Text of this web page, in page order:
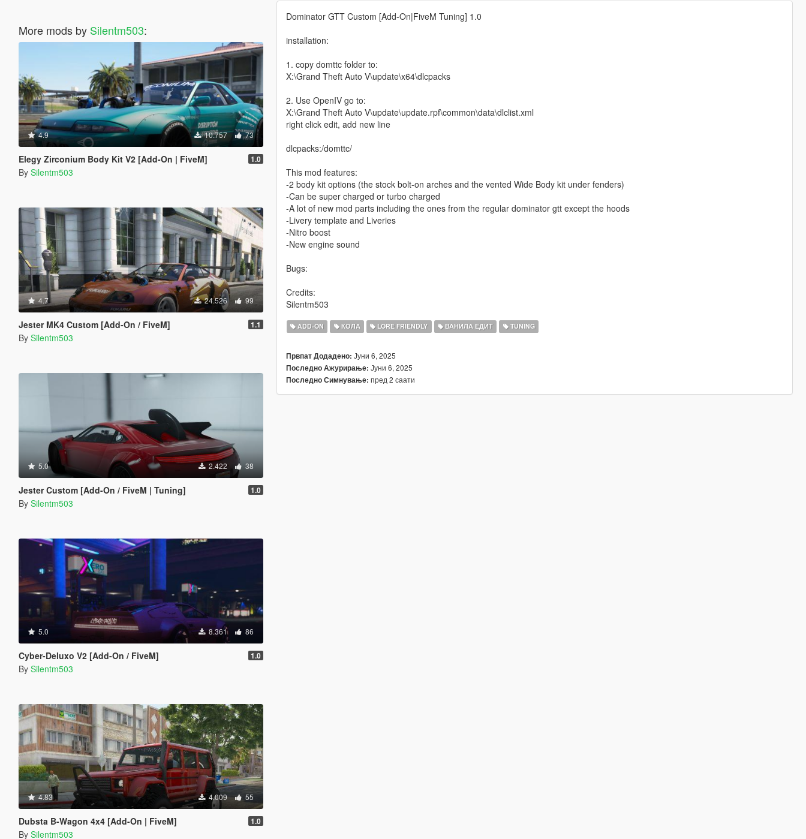
More mods by Silentm503:
4.9 10.757 73
Elegy Zirconium Body Kit V2 [Add-On | FiveM] 1.0
By Silentm503
4.7 24.526 99
Jester MK4 Custom [Add-On / FiveM] 1.1
By Silentm503
5.0 2.422 38
Jester Custom [Add-On / FiveM | Tuning] 1.0
By Silentm503
5.0 8.361 86
Cyber-Deluxo V2 [Add-On / FiveM] 1.0
By Silentm503
4.83 4.009 55
Dubsta B-Wagon 4x4 [Add-On | FiveM] 1.0
By Silentm503
Dominator GTT Custom [Add-On|FiveM Tuning] 1.0
installation:
1. copy domttc folder to:
X:\Grand Theft Auto V\update\x64\dlcpacks
2. Use OpenIV go to:
X:\Grand Theft Auto V\update\update.rpf\common\data\dlclist.xml
right click edit, add new line
dlcpacks:/domttc/
This mod features:
-2 body kit options (the stock bolt-on arches and the vented Wide Body kit under fenders)
-Can be super charged or turbo charged
-A lot of new mod parts including the ones from the regular dominator gtt except the hoods
-Livery template and Liveries
-Nitro boost
-New engine sound
Bugs:
Credits:
Silentm503
ADD-ON КОЛА LORE FRIENDLY ВАНИЛА ЕДИТ TUNING
Првпат Додадено: Јуни 6, 2025
Последно Ажурирање: Јуни 6, 2025
Последно Симнување: пред 2 саати